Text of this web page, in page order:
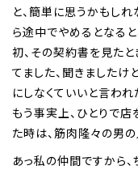
と、簡単に思うかもし
ら途中でやめるとなる
初、その契約書を見た
てました、聞きましたけ
にしなくていいと言われ
もう事実上、ひとりで店
た時は、筋肉隆々の男の
あっ私の仲間ですから、